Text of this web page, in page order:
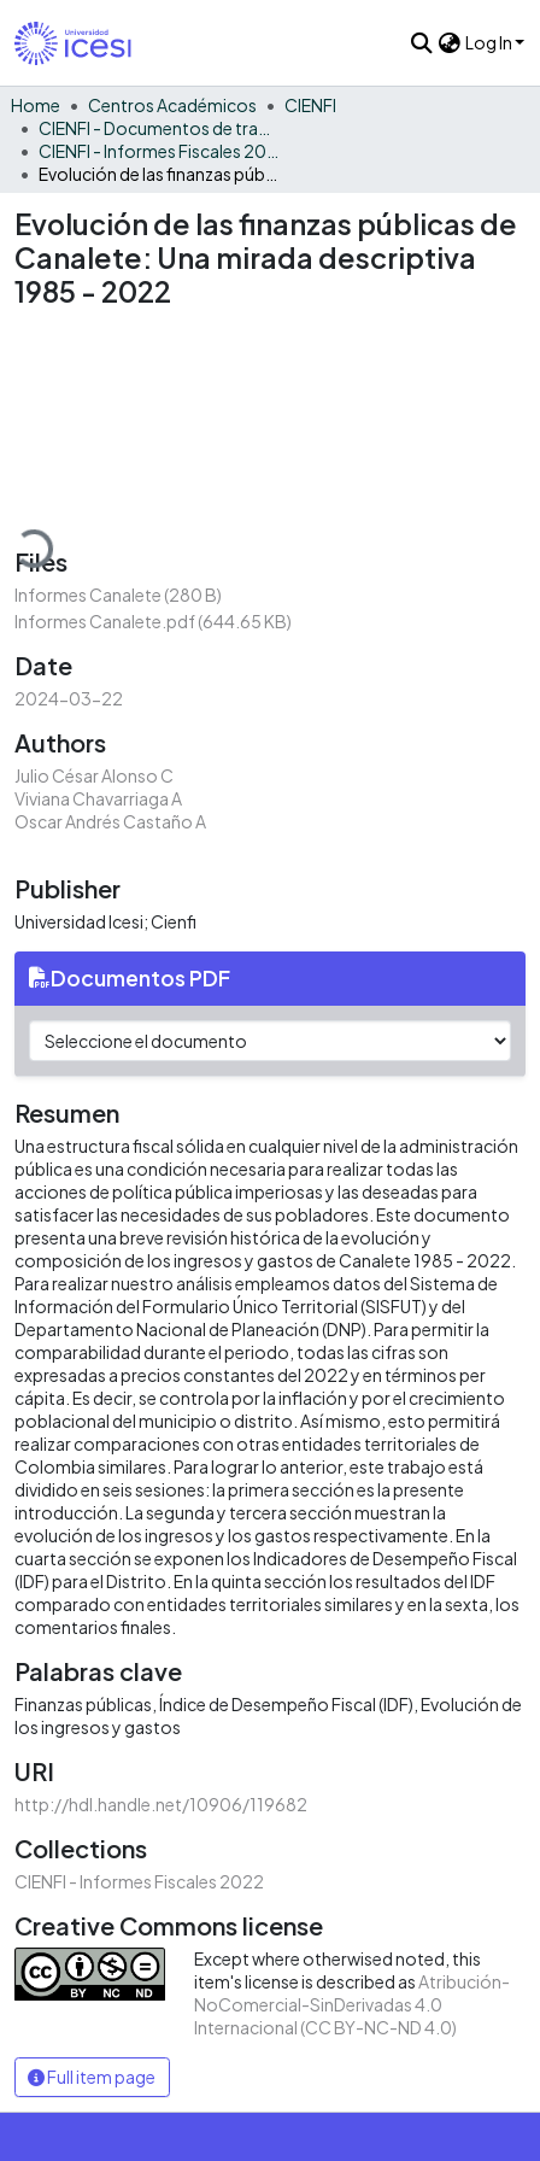
Log In
Home Centros Académicos
CIENFI
Evolución de las finanzas públicas de
Canalete: Una mirada descriptiva
1985 - 2022
Files
Informes Canalete (280 B)
Informes Canalete.pdf(644.65 KB)
Date
2024-03-22
Authors
Julio César Alonso C
Viviana Chavarriaga A
Oscar Andrés Castaño A
Publisher
Universidad Icesi; Cienfi
Documentos PDF
Resumen
Una estructura fiscal sólida en cualquier nivel de la administración
pública es una condición necesaria para realizar todas las
acciones de política pública imperiosas y las deseadas para
satisfacer las necesidades de sus pobladores. Este documento
presenta una breve revisión histórica de la evolución y
composición de los ingresos y gastos de Canalete 1985 - 2022.
Para realizar nuestro análisis empleamos datos del Sistema de
Información del Formulario Único Territorial (SISFUT) y del
Departamento Nacional de Planeación (DNP). Para permitir la
comparabilidad durante el periodo, todas las cifras son
expresadas a precios constantes del 2022 y en términos per
cápita. Es decir, se controla por la inflación y por el crecimiento
poblacional del municipio o distrito. Así mismo, esto permitirá
realizar comparaciones con otras entidades territoriales de
Colombia similares. Para lograr lo anterior, este trabajo está
dividido en seis sesiones: la primera sección es la presente
introducción. La segunda y tercera sección muestran la
evolución de los ingresos y los gastos respectivamente. En la
cuarta sección se exponen los Indicadores de Desempeño Fiscal
(IDF) para el Distrito. En la quinta sección los resultados del IDF
comparado con entidades territoriales similares y en la sexta, los
comentarios finales.
Palabras clave
Finanzas públicas Índice de Desempeño Fiscal (IDF) Evolución de
los ingresos y gastos
URI
http://hdl.handle.net/10906/119682
Collections
CIENFI - Informes Fiscales 2022
Creative Commons license
Except where otherwised noted, this
item's license is described asAtribución-
NoComercial-SinDerivadas 4.0
Internacional (CC BY-NC-ND 4.0)
Full item page